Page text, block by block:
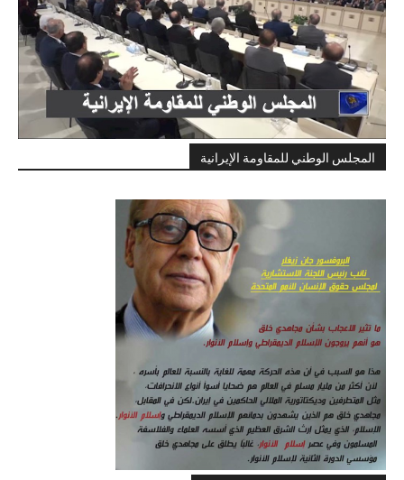
المجلس الوطني للمقاومة الإيرانية